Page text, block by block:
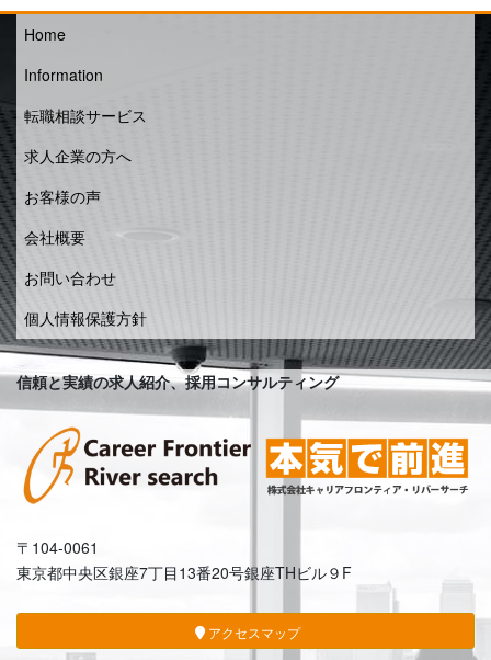
Home
Information
転職相談サービス
求人企業の方へ
お客様の声
会社概要
お問い合わせ
個人情報保護方針
信頼と実績の求人紹介、採用コンサルティング
〒104-0061
東京都中央区銀座7丁目13番20号銀座THビル９F
アクセスマップ